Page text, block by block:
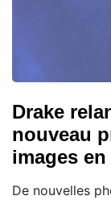
Drake
nouveau
images
De nouvelles